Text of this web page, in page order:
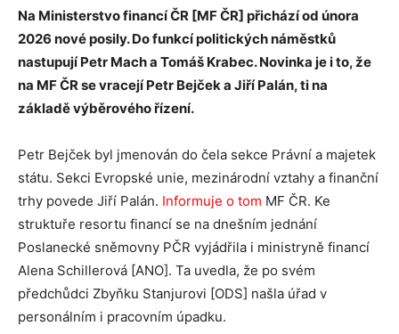
Na Ministerstvo financí ČR [MF ČR] přichází od února
2026 nové posily. Do funkcí politických náměstků
nastupují Petr Mach a Tomáš Krabec. Novinka je i to, že
na MF ČR se vracejí Petr Bejček a Jiří Palán, ti na
základě výběrového řízení.
Petr Bejček byl jmenován do čela sekce Právní a majetek
státu. Sekci Evropské unie, mezinárodní vztahy a finanční
trhy povede Jiří Palán. Informuje o tom MF ČR. Ke
struktuře resortu financí se na dnešním jednání
Poslanecké sněmovny PČR vyjádřila i ministryně financí
Alena Schillerová [ANO]. Ta uvedla, že po svém
předchůdci Zbyňku Stanjurovi [ODS] našla úřad v
personálním i pracovním úpadku.